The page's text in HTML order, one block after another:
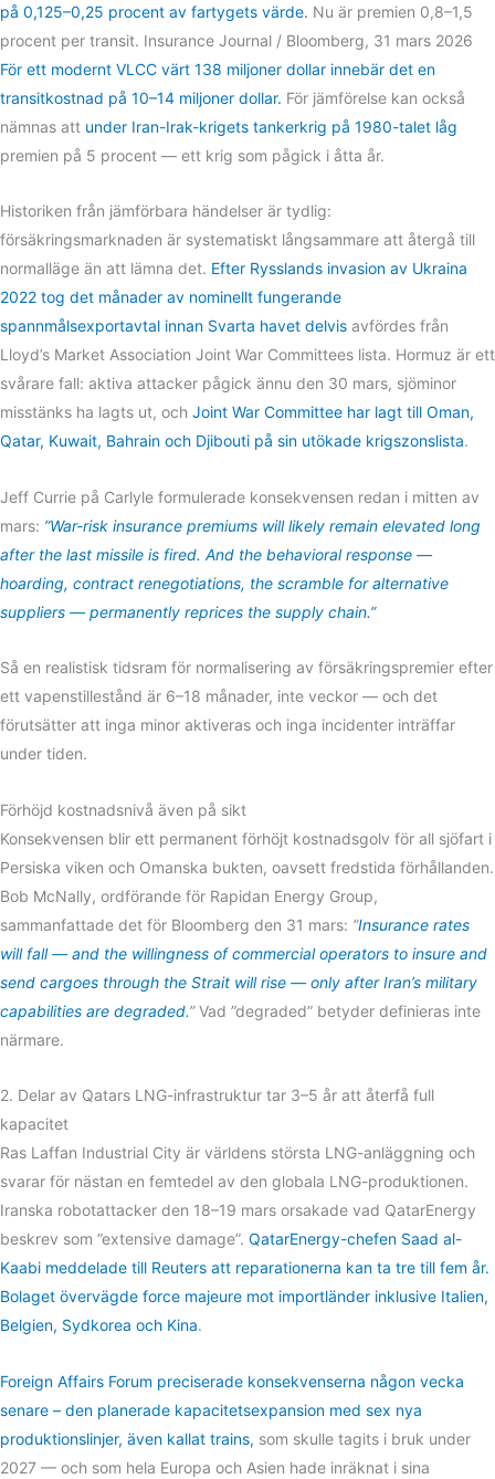
på 0,125–0,25 procent av fartygets värde. Nu är premien 0,8–1,5
procent per transit. Insurance Journal / Bloomberg, 31 mars 2026
För ett modernt VLCC värt 138 miljoner dollar innebär det en
transitkostnad på 10–14 miljoner dollar. För jämförelse kan också
nämnas att under Iran-Irak-krigets tankerkrig på 1980-talet låg
premien på 5 procent — ett krig som pågick i åtta år.
Historiken från jämförbara händelser är tydlig:
försäkringsmarknaden är systematiskt långsammare att återgå till
normalläge än att lämna det. Efter Rysslands invasion av Ukraina
2022 tog det månader av nominellt fungerande
spannmålsexportavtal innan Svarta havet delvis avfördes från
Lloyd’s Market Association Joint War Committees lista. Hormuz är ett
svårare fall: aktiva attacker pågick ännu den 30 mars, sjöminor
misstänks ha lagts ut, och Joint War Committee har lagt till Oman,
Qatar, Kuwait, Bahrain och Djibouti på sin utökade krigszonslista.
Jeff Currie på Carlyle formulerade konsekvensen redan i mitten av
mars: ”War-risk insurance premiums will likely remain elevated long
after the last missile is fired. And the behavioral response —
hoarding, contract renegotiations, the scramble for alternative
suppliers — permanently reprices the supply chain.”
Så en realistisk tidsram för normalisering av försäkringspremier efter
ett vapenstillestånd är 6–18 månader, inte veckor — och det
förutsätter att inga minor aktiveras och inga incidenter inträffar
under tiden.
Förhöjd kostnadsnivå även på sikt
Konsekvensen blir ett permanent förhöjt kostnadsgolv för all sjöfart i
Persiska viken och Omanska bukten, oavsett fredstida förhållanden.
Bob McNally, ordförande för Rapidan Energy Group,
sammanfattade det för Bloomberg den 31 mars: ”Insurance rates
will fall — and the willingness of commercial operators to insure and
send cargoes through the Strait will rise — only after Iran’s military
capabilities are degraded.”Vad ”degraded” betyder definieras inte
närmare.
2. Delar av Qatars LNG-infrastruktur tar 3–5 år att återfå full
kapacitet
Ras Laffan Industrial City är världens största LNG-anläggning och
svarar för nästan en femtedel av den globala LNG-produktionen.
Iranska robotattacker den 18–19 mars orsakade vad QatarEnergy
beskrev som ”extensive damage”. QatarEnergy-chefen Saad al-
Kaabi meddelade till Reuters att reparationerna kan ta tre till fem år.
Bolaget övervägde force majeure mot importländer inklusive Italien,
Belgien, Sydkorea och Kina.
Foreign Affairs Forum preciserade konsekvenserna någon vecka
senare – den planerade kapacitetsexpansion med sex nya
produktionslinjer, även kallat trains, som skulle tagits i bruk under
2027 — och som hela Europa och Asien hade inräknat i sina